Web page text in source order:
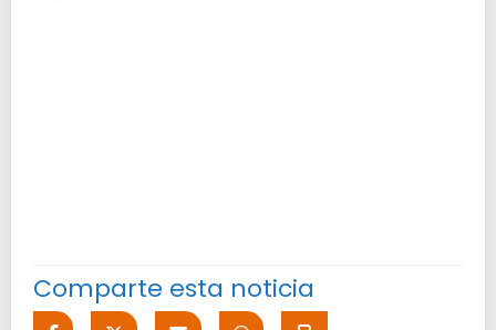
Comparte esta noticia